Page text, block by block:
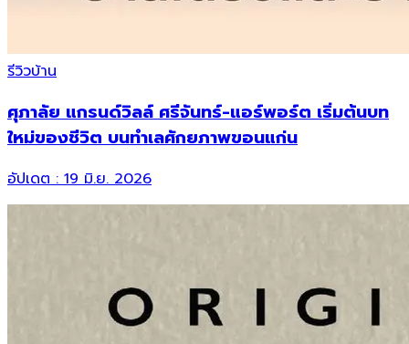
รีวิวบ้าน
ศุภาลัย แกรนด์วิลล์ ศรีจันทร์-แอร์พอร์ต เริ่มต้นบท
ใหม่ของชีวิต บนทำเลศักยภาพขอนแก่น
อัปเดต :19 มิ.ย. 2026